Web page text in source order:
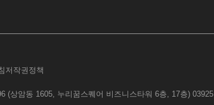
저작권정책
(상암동 1605, 누리꿈스퀘어 비즈니스타워 6층, 17층) 03925